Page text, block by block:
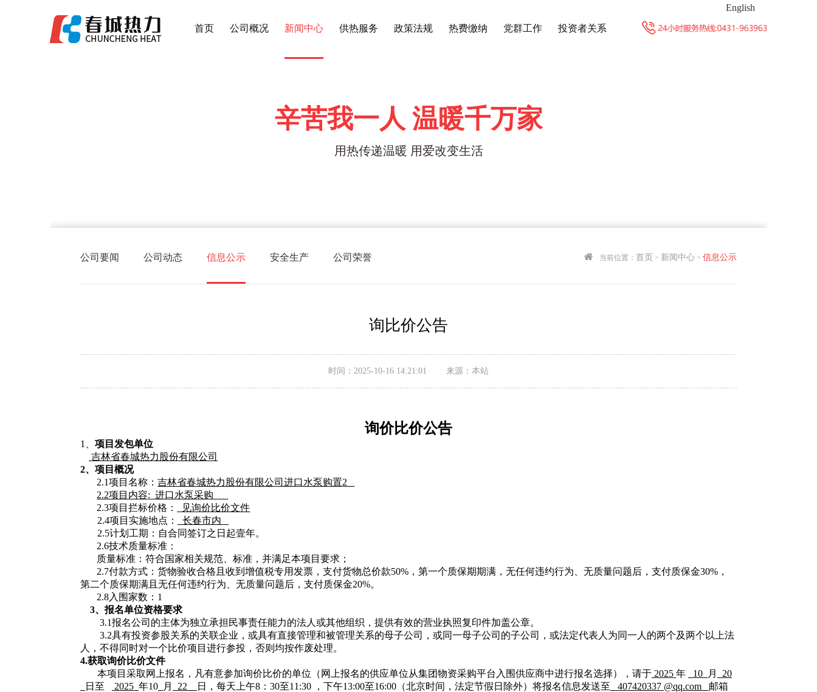
首页 公司概况 新闻中心 供热服务 政策法规 热费缴纳 党群工作 投资者关系
English
辛苦我一人 温暖千万家
用热传递温暖 用爱改变生活
公司要闻 公司动态 信息公示 安全生产 公司荣誉 当前位置： 首页 > 新闻中心 > 信息公示
询比价公告
时间：2025-10-16 14:21:01 来源：本站
询价比价公告
1、 项目发包单位
吉林省春城热力股份有限公司
2、项目概况
2.1项目名称：吉林省春城热力股份有限公司进口水泵购置2
2.2项目 内容: 进口水泵采购
2.3项目拦标价格：
见询价比价文件
2.4项目实施地点：
长春市内
2.5计划工期：自合同签订之日起壹年。
2.6技术质量标准：
质量标准：符合国家相关规范、标准，并满足本项目要求；
2.7付款方式：货物验收合格且收到增值税专用发票，支付货物总价款50%，第一个质保期期满，无任何违约行为、无质量问题后，支付质保金30%，
第二个质保期满且无任何违约行为、无质量问题后，支付质保金20%。
2.8入围家数：1
3、 报名单位资格要求
3.1报名公司的主体为独立承担民事责任能力的法人或其他组织，提供有效的营业执照复印件加盖公章。
3.2具有投资参股关系的关联企业，或具有直接管理和被管理关系的母子公司，或同一母子公司的子公司，或法定代表人为同一人的两个及两个以上法
人，不得同时对一个比价项目进行参投，否则均按作废处理。
4.获取询价比价文件
本项目采取网上报名，凡有意参加询价比价的单位（网上报名的供应单位从集团物资采购平台入围供应商中进行报名选择），请于 2025 年 10 月
20
日至
2025 年10 月 22 日 ，每天上午8： 30至11:30 ，下午13:00至16:00（北京时间，法定节假日除外）将报名信息发送至 407420337 @qq.com
邮箱